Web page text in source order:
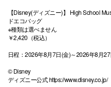
【Disney(ディズニー)】 High School
ドエコバッグ
※種類は選べません
￥2,420（税込）
日程：2026年8月7日(金)～2026年8月
© Disney
ディズニー公式https://www.disney.co.jp/